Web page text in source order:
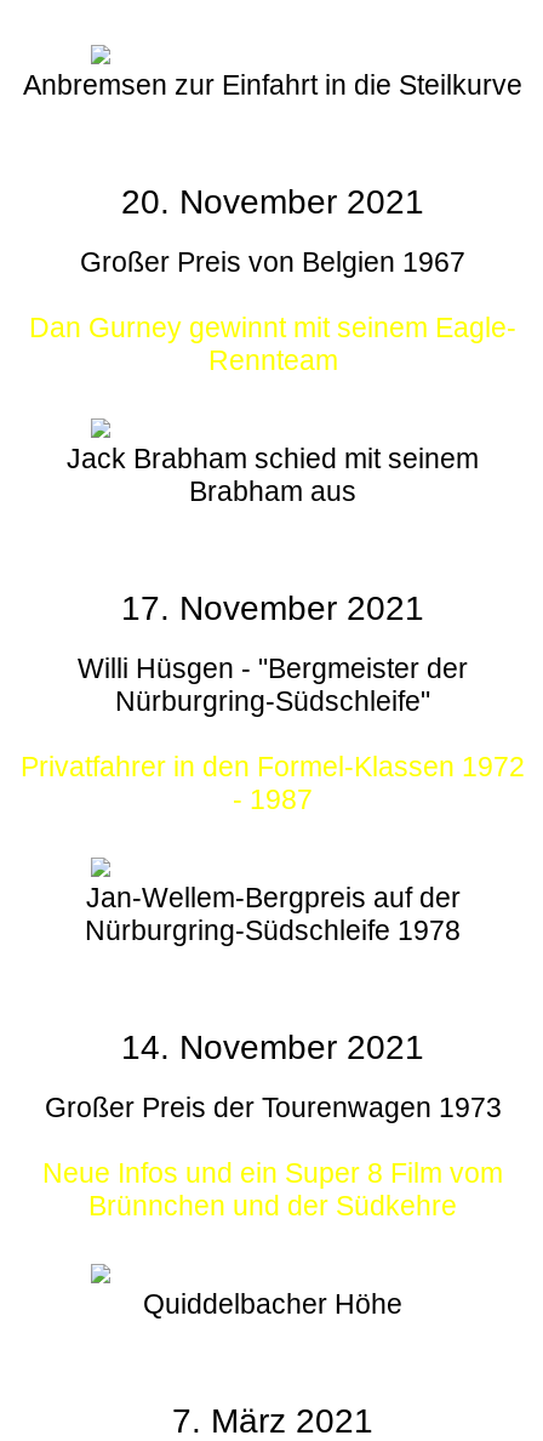
Anbremsen zur Einfahrt in die Steilkurve
20. November 2021
Großer Preis von Belgien 1967
Dan Gurney gewinnt mit seinem Eagle-
Rennteam
Jack Brabham schied mit seinem
Brabham aus
17. November 2021
Willi Hüsgen - "Bergmeister der
Nürburgring-Südschleife"
Privatfahrer in den Formel-Klassen 1972
- 1987
Jan-Wellem-Bergpreis auf der
Nürburgring-Südschleife 1978
14. November 2021
Großer Preis der Tourenwagen 1973
Neue Infos und ein Super 8 Film vom
Brünnchen und der Südkehre
Quiddelbacher Höhe
7. März 2021